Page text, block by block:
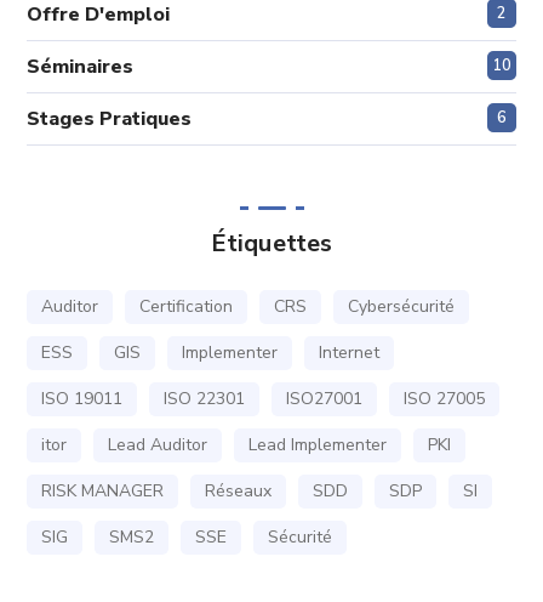
Offre D'emploi 2
Séminaires 10
Stages Pratiques 6
Étiquettes
Auditor Certification CRS
Cybersécurité
ESS
GIS Implementer
Internet
ISO 19011
ISO 22301 ISO27001
ISO 27005
itor
Lead Auditor Lead Implementer
PKI
RISK MANAGER
Réseaux SDD SDP
SI
SIG
SMS2 SSE Sécurité